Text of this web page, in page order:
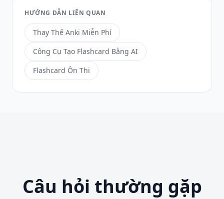
HƯỚNG DẪN LIÊN QUAN
Thay Thế Anki Miễn Phí
Công Cụ Tạo Flashcard Bằng AI
Flashcard Ôn Thi
Câu hỏi thường gặp